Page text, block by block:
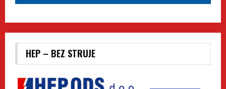
HEP – BEZ STRUJE